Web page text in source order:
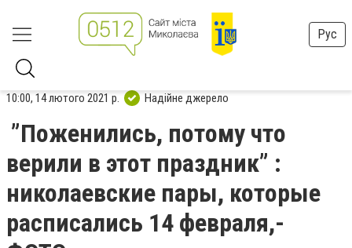
Рус
10:00, 14 лютого 2021 р. Надійне джерело
”Поженились, потому что
верили в этот праздник” :
николаевские пары, которые
расписались 14 февраля,-